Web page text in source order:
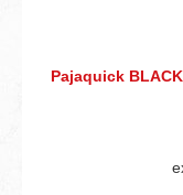
Pajaquick